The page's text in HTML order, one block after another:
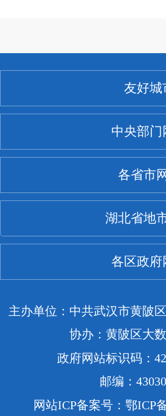
友好城
中央部门
各省市
湖北省地
各区政府
主办单位：中共武汉市黄陂
协办：黄陂区大
政府网站标识码：
邮编：
网站ICP备案号：鄂ICP